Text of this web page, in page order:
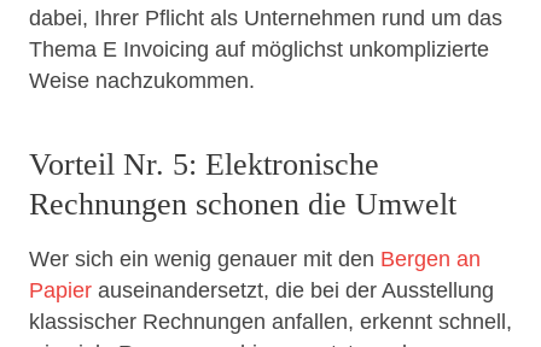
dabei, Ihrer Pflicht als Unternehmen rund um das
Thema E Invoicing auf möglichst unkomplizierte
Weise nachzukommen.
Vorteil Nr. 5: Elektronische
Rechnungen schonen die Umwelt
Wer sich ein wenig genauer mit den Bergen an
Papier auseinandersetzt, die bei der Ausstellung
klassischer Rechnungen anfallen, erkennt schnell,